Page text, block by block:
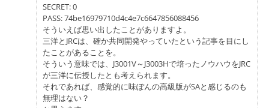
SECRET: 0
PASS: 74be16979710d4c4e7c6647856088456
そういえば思い出したことがありますよ。
三洋とJRCは、確か共同開発やっていたという記事を目にし
たことがあることを。
そういう意味では、J3001V～J3003Hで培ったノウハウをJRC
が三洋に伝授したとも考えられます。
それであれば、感覚的に味ぽんの高級版がSAと感じるのも
無理はない？